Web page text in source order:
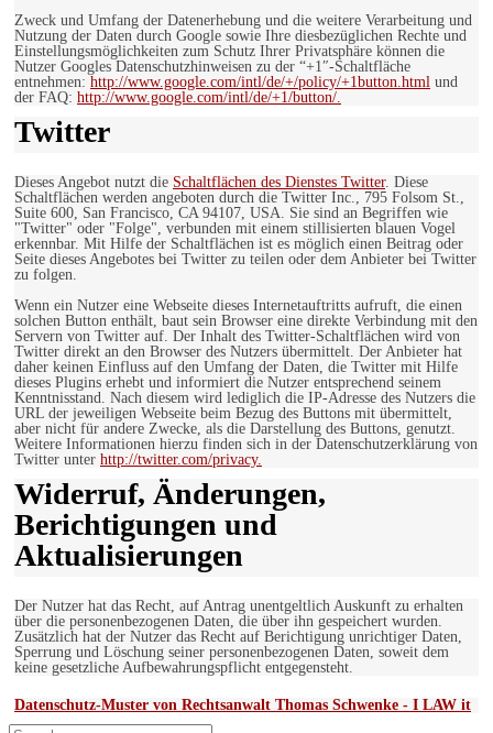
Zweck und Umfang der Datenerhebung und die weitere Verarbeitung und
Nutzung der Daten durch Google sowie Ihre diesbezüglichen Rechte und
Einstellungsmöglichkeiten zum Schutz Ihrer Privatsphäre können die
Nutzer Googles Datenschutzhinweisen zu der “+1″-Schaltfläche
entnehmen: http://www.google.com/intl/de/+/policy/+1button.html und
der FAQ: http://www.google.com/intl/de/+1/button/.
Twitter
Dieses Angebot nutzt die Schaltflächen des Dienstes Twitter. Diese
Schaltflächen werden angeboten durch die Twitter Inc., 795 Folsom St.,
Suite 600, San Francisco, CA 94107, USA. Sie sind an Begriffen wie
"Twitter" oder "Folge", verbunden mit einem stillisierten blauen Vogel
erkennbar. Mit Hilfe der Schaltflächen ist es möglich einen Beitrag oder
Seite dieses Angebotes bei Twitter zu teilen oder dem Anbieter bei Twitter
zu folgen.
Wenn ein Nutzer eine Webseite dieses Internetauftritts aufruft, die einen
solchen Button enthält, baut sein Browser eine direkte Verbindung mit den
Servern von Twitter auf. Der Inhalt des Twitter-Schaltflächen wird von
Twitter direkt an den Browser des Nutzers übermittelt. Der Anbieter hat
daher keinen Einfluss auf den Umfang der Daten, die Twitter mit Hilfe
dieses Plugins erhebt und informiert die Nutzer entsprechend seinem
Kenntnisstand. Nach diesem wird lediglich die IP-Adresse des Nutzers die
URL der jeweiligen Webseite beim Bezug des Buttons mit übermittelt,
aber nicht für andere Zwecke, als die Darstellung des Buttons, genutzt.
Weitere Informationen hierzu finden sich in der Datenschutzerklärung von
Twitter unter http://twitter.com/privacy.
Widerruf, Änderungen,
Berichtigungen und
Aktualisierungen
Der Nutzer hat das Recht, auf Antrag unentgeltlich Auskunft zu erhalten
über die personenbezogenen Daten, die über ihn gespeichert wurden.
Zusätzlich hat der Nutzer das Recht auf Berichtigung unrichtiger Daten,
Sperrung und Löschung seiner personenbezogenen Daten, soweit dem
keine gesetzliche Aufbewahrungspflicht entgegensteht.
Datenschutz-Muster von Rechtsanwalt Thomas Schwenke - I LAW it